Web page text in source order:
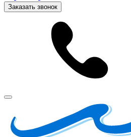
Заказать звонок